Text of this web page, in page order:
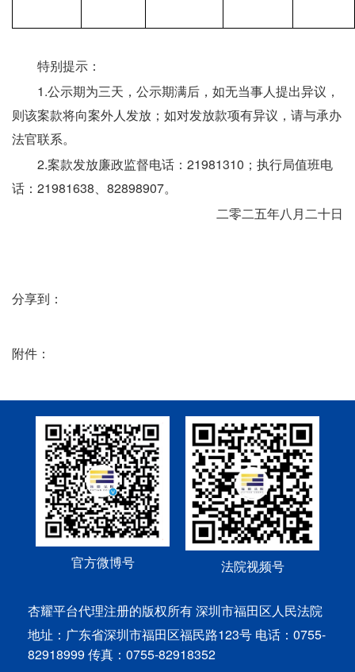
特别提示：
1.公示期为三天，公示期满后，如无当事人提出异议，
则该案款将向案外人发放；如对发放款项有异议，请与承办
法官联系。
2.案款发放廉政监督电话：21981310；执行局值班电
话：21981638、82898907。
二零二五年八月二十日
分享到：
附件：
官方微博号 法院视频号
杏耀平台代理注册的版权所有 深圳市福田区人民法院
地址：广东省深圳市福田区福民路123号 电话：0755-
82918999 传真：0755-82918352